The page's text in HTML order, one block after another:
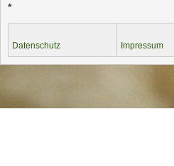
*
Datenschutz Impressum